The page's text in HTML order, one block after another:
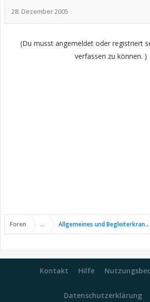
28. Dezember 2005
(Du musst angemeldet oder registriert
verfassen zu können. )
Foren ... Allgemeines und
Kontakt Hilfe
Datenschutzerklärung